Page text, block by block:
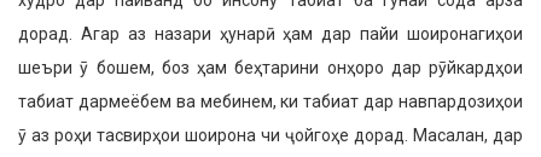
дорад. Агар аз назари ҳунарӣ ҳам дар пайи шоиронагиҳои
шеъри ӯ бошем, боз ҳам беҳтарини онҳоро дар рӯйкардҳои
табиат дармеёбем ва мебинем, ки табиат дар навпардозиҳои
ӯ аз роҳи тасвирҳои шоирона чи ҷойгоҳе дорад. Масалан, дар